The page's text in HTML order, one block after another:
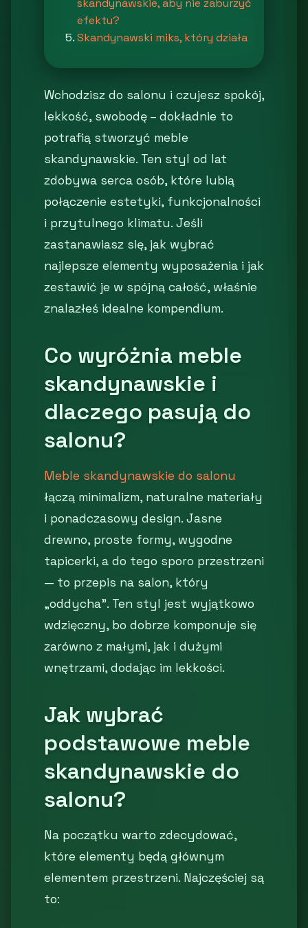
skandynawskie, aby nie zaburzyć
efektu?
Skandynawski miks, który działa
Wchodzisz do salonu i czujesz spokój,
lekkość, swobodę – dokładnie to
potrafią stworzyć meble
skandynawskie. Ten styl od lat
zdobywa serca osób, które lubią
połączenie estetyki, funkcjonalności
i przytulnego klimatu. Jeśli
zastanawiasz się, jak wybrać
najlepsze elementy wyposażenia i jak
zestawić je w spójną całość, właśnie
znalazłeś idealne kompendium.
Co wyróżnia meble
skandynawskie i
dlaczego pasują do
salonu?
Meble skandynawskie do salonu
łączą minimalizm, naturalne materiały
i ponadczasowy design. Jasne
drewno, proste formy, wygodne
tapicerki, a do tego sporo przestrzeni
— to przepis na salon, który
„oddycha”. Ten styl jest wyjątkowo
wdzięczny, bo dobrze komponuje się
zarówno z małymi, jak i dużymi
wnętrzami, dodając im lekkości.
Jak wybrać
podstawowe meble
skandynawskie do
salonu?
Na początku warto zdecydować,
które elementy będą głównym
elementem przestrzeni. Najczęściej są
to: